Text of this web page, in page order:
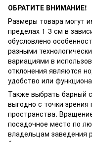
ОБРАТИТЕ ВНИМАНИЕ!
Размеры товара могут
пределах 1-3 см в
обусловлено
разными
вариациями в
отклонения являются
удобство или
Также выбрать барный
выгодно с точки
пространства.
посадочное место по
владельцам заведения